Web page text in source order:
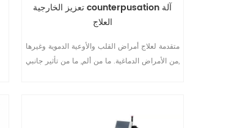
تعزيز الخارجية counterpusation آلة
العلاج
متقدمة لعلاج أمراض القلب والأوعية الدموية وغيرها
من الأمراض الدماغية. ما من ألم, ما من تأثير جانبي,